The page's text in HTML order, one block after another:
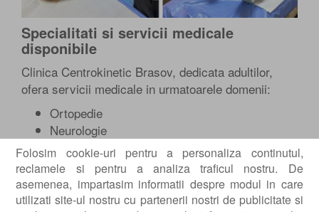
Folosim cookie-uri pentru a personaliza continutul,
reclamele si pentru a analiza traficul nostru. De
asemenea, impartasim informatii despre modul in care
utilizati site-ul nostru cu partenerii nostri de publicitate si
Specialitati si servicii medicale
disponibile
Clinica Centrokinetic Brasov, dedicata adultilor,
ofera servicii medicale in urmatoarele domenii:
Ortopedie
Neurologie
Reumatologie
Medicina de recuperare
Kinetoterapie
Fizioterapie